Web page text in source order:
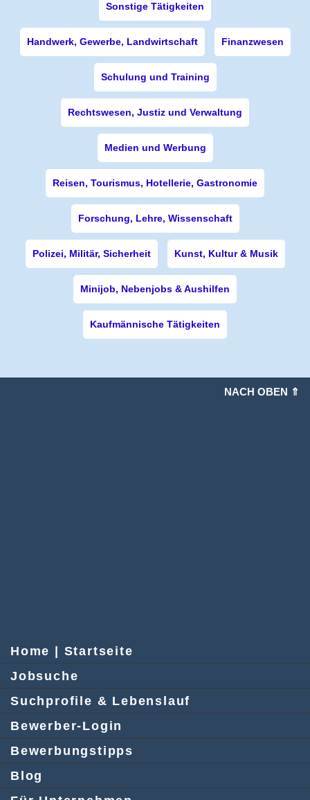
Sonstige Tätigkeiten
Handwerk, Gewerbe, Landwirtschaft Finanzwesen
Schulung und Training
Rechtswesen, Justiz und Verwaltung
Medien und Werbung
Reisen, Tourismus, Hotellerie, Gastronomie
Forschung, Lehre, Wissenschaft
Polizei, Militär, Sicherheit Kunst, Kultur & Musik
Minijob, Nebenjobs & Aushilfen
Kaufmännische Tätigkeiten
NACH OBEN ⇑
Home | Startseite
Jobsuche
Suchprofile & Lebenslauf
Bewerber-Login
Bewerbungstipps
Blog